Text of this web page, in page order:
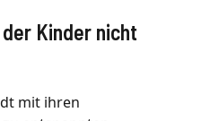
Kinder nicht
mit ihren